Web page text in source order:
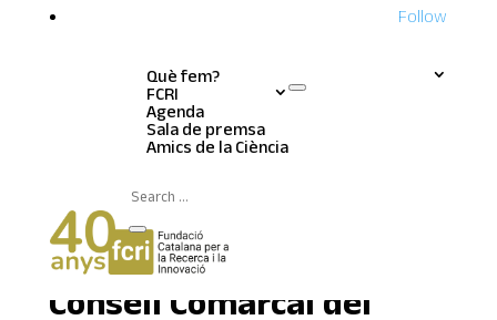
Follow
Què fem?
FCRI
Agenda
Sala de premsa
Amics de la Ciència
Notícies | Sala de
premsa
El Geoparc Orígens i el
Consell Comarcal del